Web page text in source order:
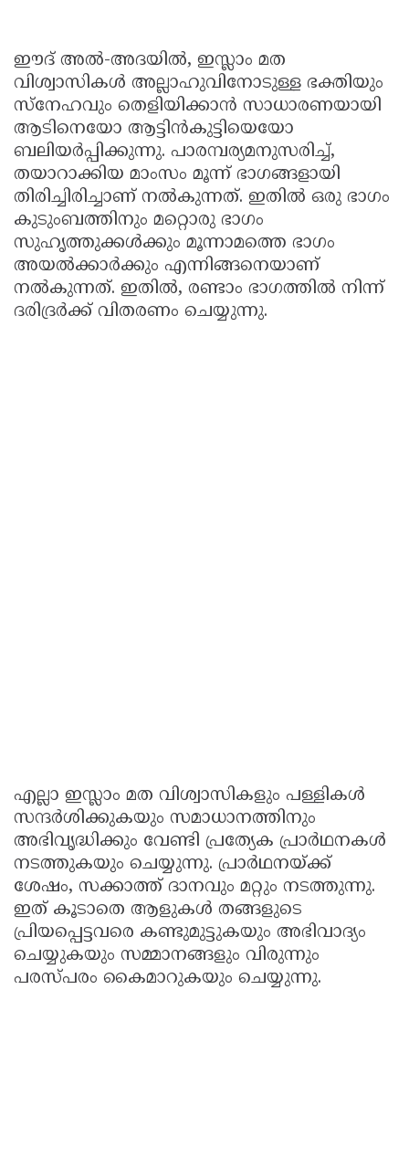
ഈദ് അല്‍-അദയില്‍, ഇസ്ലാം മത
വിശ്വാസികള്‍ അല്ലാഹുവിനോടുള്ള ഭക്തിയും
സ്നേഹവും തെളിയിക്കാന്‍ സാധാരണയായി
ആടിനെയോ ആട്ടിന്‍കുട്ടിയെയോ
ബലിയര്‍പ്പിക്കുന്നു. പാരമ്പര്യമനുസരിച്ച്,
തയാറാക്കിയ മാംസം മൂന്ന് ഭാഗങ്ങളായി
തിരിച്ചിരിച്ചാണ് നല്‍കുന്നത്. ഇതില്‍ ഒരു ഭാഗം
കുടുംബത്തിനും മറ്റൊരു ഭാഗം
സുഹൃത്തുക്കള്‍ക്കും മൂന്നാമത്തെ ഭാഗം
അയല്‍ക്കാര്‍ക്കും എന്നിങ്ങനെയാണ്
നല്‍കുന്നത്. ഇതില്‍, രണ്ടാം ഭാഗത്തില്‍ നിന്ന്
ദരിദ്രര്‍ക്ക് വിതരണം ചെയ്യുന്നു.
എല്ലാ ഇസ്ലാം മത വിശ്വാസികളും പള്ളികള്‍
സന്ദര്‍ശിക്കുകയും സമാധാനത്തിനും
അഭിവൃദ്ധിക്കും വേണ്ടി പ്രത്യേക പ്രാര്‍ഥനകള്‍
നടത്തുകയും ചെയ്യുന്നു. പ്രാര്‍ഥനയ്ക്ക്
ശേഷം, സക്കാത്ത് ദാനവും മറ്റും നടത്തുന്നു.
ഇത് കൂടാതെ ആളുകള്‍ തങ്ങളുടെ
പ്രിയപ്പെട്ടവരെ കണ്ടുമുട്ടുകയും അഭിവാദ്യം
ചെയ്യുകയും സമ്മാനങ്ങളും വിരുന്നും
പരസ്പരം കൈമാറുകയും ചെയ്യുന്നു.